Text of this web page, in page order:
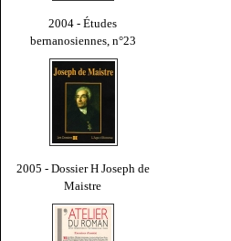
2004 - Études
bernanosiennes, n°23
2005 - Dossier H Joseph de
Maistre